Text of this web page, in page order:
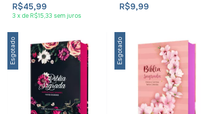
R$45,99
3 x de R$15,33 sem juros
R$9,99
Esgotado Esgotado